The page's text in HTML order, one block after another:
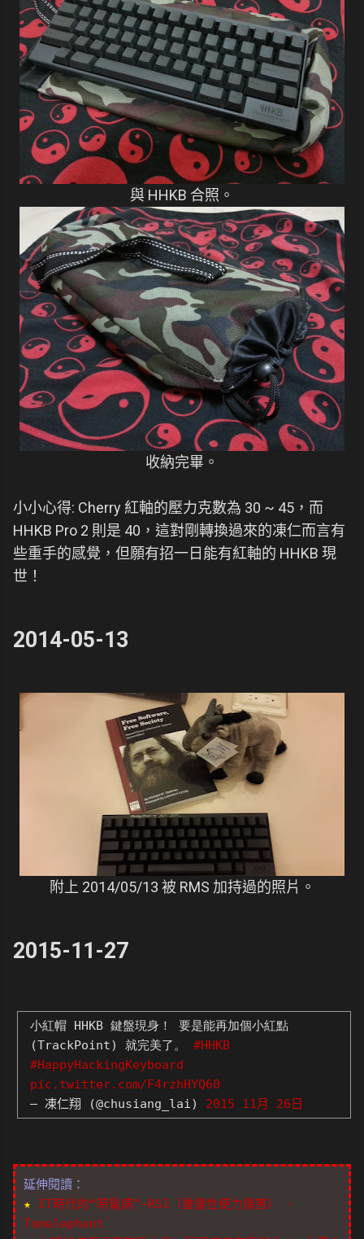
與 HHKB 合照。
收納完畢。
小小心得: Cherry 紅軸的壓力克數為 30 ~ 45，而
HHKB Pro 2 則是 40，這對剛轉換過來的凍仁而言有
些重手的感覺，但願有招一日能有紅軸的 HHKB 現
世！
2014-05-13
附上 2014/05/13 被 RMS 加持過的照片。
2015-11-27
小紅帽 HHKB 鍵盤現身！ 要是能再加個小紅點
(TrackPoint) 就完美了。 #HHKB
#HappyHackingKeyboard
pic.twitter.com/F4rzhHYQ60
— 凍仁翔 (@chusiang_lai) 2015 11月 26日
延伸閱讀：
★ IT時代的“時髦病”–RSI（重復性使力傷害） -
Tomelephant